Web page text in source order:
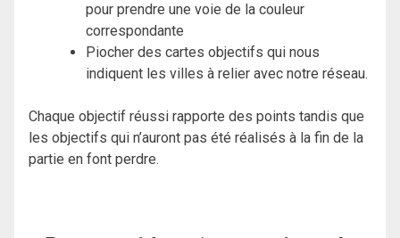
pour prendre une voie de la couleur
correspondante
Piocher des cartes objectifs qui nous
indiquent les villes à relier avec notre réseau.
Chaque objectif réussi rapporte des points tandis que
les objectifs qui n’auront pas été réalisés à la fin de la
partie en font perdre.